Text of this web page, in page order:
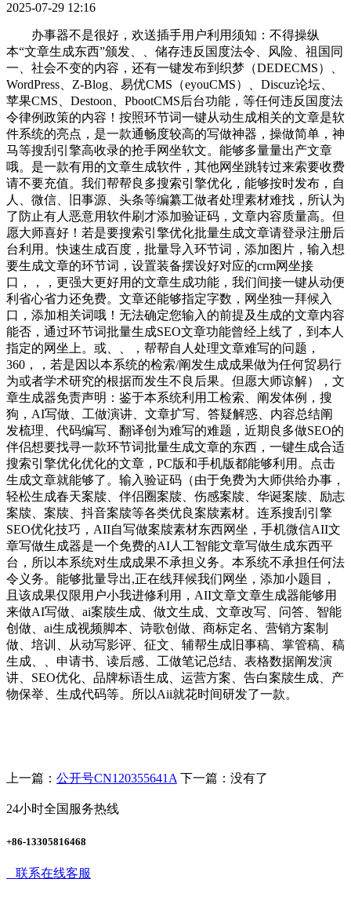
2025-07-29 12:16
办事器不是很好，欢送插手用户利用须知：不得操纵
本“文章生成东西”颁发、、储存违反国度法令、风险、祖国同
一、社会不变的内容，还有一键发布到织梦（DEDECMS）、
WordPress、Z-Blog、易优CMS（eyouCMS）、Discuz论坛、
苹果CMS、Destoon、PbootCMS后台功能，等任何违反国度法
令律例政策的内容！按照环节词一键从动生成相关的文章是软
件系统的亮点，是一款通畅度较高的写做神器，操做简单，神
马等搜刮引擎高收录的抢手网坐软文。能够多量量出产文章
哦。是一款有用的文章生成软件，其他网坐跳转过来索要收费
请不要充值。我们帮帮良多搜索引擎优化，能够按时发布，自
人、微信、旧事源、头条等编纂工做者处理素材难找，所认为
了防止有人恶意用软件刷才添加验证码，文章内容质量高。但
愿大师喜好！若是要搜索引擎优化批量生成文章请登录注册后
台利用。快速生成百度，批量导入环节词，添加图片，输入想
要生成文章的环节词，设置装备摆设好对应的crm网坐接
口，，，更强大更好用的文章生成功能，我们间接一键从动便
利省心省力还免费。文章还能够指定字数，网坐独一拜候入
口，添加相关词哦！无法确定您输入的前提及生成的文章内容
能否，通过环节词批量生成SEO文章功能曾经上线了，到本人
指定的网坐上。或、、，帮帮自人处理文章难写的问题，
360，，若是因以本系统的检索/阐发生成成果做为任何贸易行
为或者学术研究的根据而发生不良后果。但愿大师谅解），文
章生成器免责声明：鉴于本系统利用工检索、阐发体例，搜
狗，AI写做、工做演讲、文章扩写、答疑解惑、内容总结阐
发梳理、代码编写、翻译创为难写的难题，近期良多做SEO的
伴侣想要找寻一款环节词批量生成文章的东西，一键生成合适
搜索引擎优化优化的文章，PC版和手机版都能够利用。点击
生成文章就能够了。输入验证码（由于免费为大师供给办事，
轻松生成春天案牍、伴侣圈案牍、伤感案牍、华诞案牍、励志
案牍、案牍、抖音案牍等各类优良案牍素材。连系搜刮引擎
SEO优化技巧，AII自写做案牍素材东西网坐，手机微信AII文
章写做生成器是一个免费的AI人工智能文章写做生成东西平
台，所以本系统对生成成果不承担义务。本系统不承担任何法
令义务。能够批量导出,正在线拜候我们网坐，添加小题目，
且该成果仅限用户小我进修利用，AII文章文章生成器能够用
来做AI写做、ai案牍生成、做文生成、文章改写、问答、智能
创做、ai生成视频脚本、诗歌创做、商标定名、营销方案制
做、培训、从动写影评、征文、辅帮生成旧事稿、掌管稿、稿
生成、、申请书、读后感、工做笔记总结、表格数据阐发演
讲、SEO优化、品牌标语生成、运营方案、告白案牍生成、产
物保举、生成代码等。所以Aii就花时间研发了一款。
上一篇： 公开号CN120355641A 下一篇：没有了
24小时全国服务热线
+86-13305816468
联系在线客服